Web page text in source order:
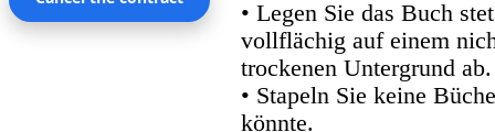
• Legen Sie das Buch
vollflächig auf einem
trockenen Untergrund ab.
• Stapeln Sie keine
könnte.